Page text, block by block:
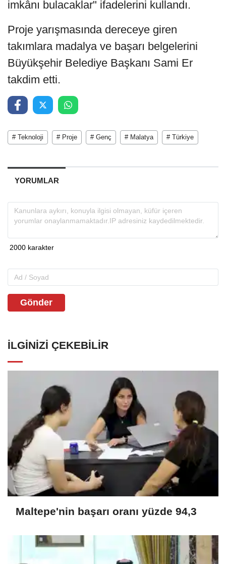
imkânı bulacaklar" ifadelerini kullandı.
Proje yarışmasında dereceye giren
takımlara madalya ve başarı belgelerini
Büyükşehir Belediye Başkanı Sami Er
takdim etti.
# Teknoloji # Proje # Genç # Malatya # Türkiye
YORUMLAR
Gönder
İLGINIZI ÇEKEBILIR
Maltepe'nin başarı oranı yüzde 94,3